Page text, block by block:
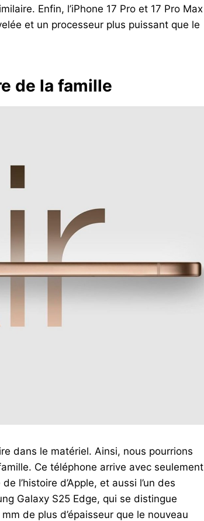
Enfin, l’iPhone 17 Pro et 17 Pro Max
et un processeur plus puissant que le
de la famille
dans le matériel. Ainsi, nous pourrions
Ce téléphone arrive avec seulement
l’histoire d’Apple, et aussi l’un des
Galaxy S25 Edge, qui se distingue
de plus d’épaisseur que le nouveau